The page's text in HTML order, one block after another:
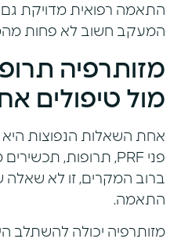
התאמה רפואית מדויקת גם
המעקב חשוב לא פחות
מזותרפיה
מול טיפולים
אחת השאלות הנפוצות
פני PRF
, תרופות,
ברוב המקרים, זו לא שאלה
התאמה.
מזותרפיה יכולה להשתלב